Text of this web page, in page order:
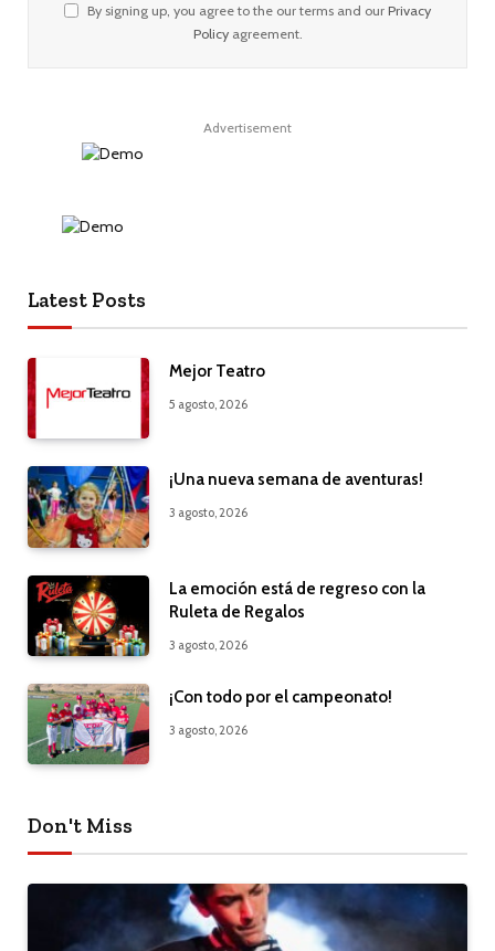
By signing up, you agree to the our terms and our Privacy
Policyagreement.
Advertisement
Latest Posts
Mejor Teatro
5 agosto, 2026
¡Una nueva semana de aventuras!
3 agosto, 2026
La emoción está de regreso con la
Ruleta de Regalos
3 agosto, 2026
¡Con todo por el campeonato!
3 agosto, 2026
Don't Miss